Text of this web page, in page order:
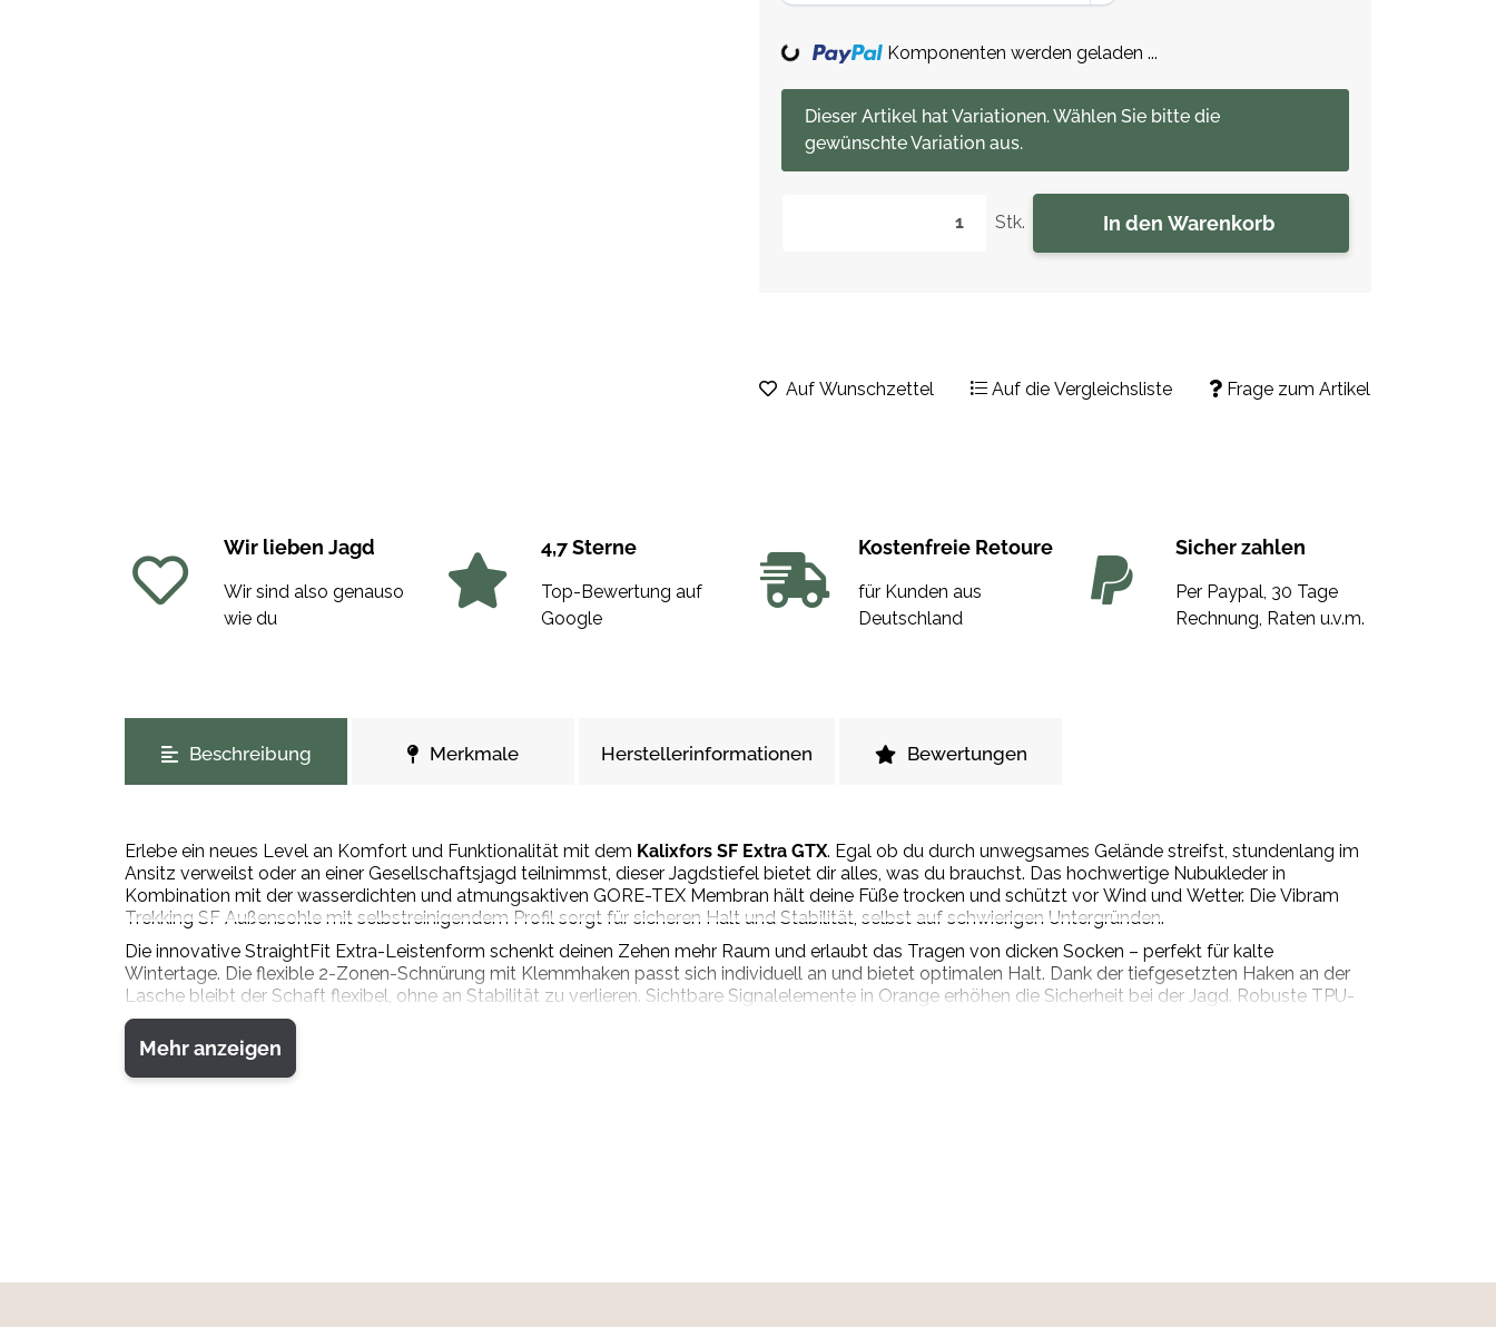
Stk. In den Warenkorb
x
Dieser Artikel hat Variationen. Wählen Sie bitte die
gewünschte Variation aus.
Loading... Komponenten werden geladen ...
Frage zum Artikel
Auf Wunschzettel Auf die Vergleichsliste
Wir lieben Jagd
Wir sind also genauso
wie du
4,7 Sterne
Top-Bewertung auf
Google
Kostenfreie Retoure
für Kunden aus
Deutschland
Sicher zahlen
Per Paypal, 30 Tage
Rechnung, Raten u.v.m.
Beschreibung Merkmale Herstellerinformationen Bewertungen
Erlebe ein neues Level an Komfort und Funktionalität mit dem Kalixfors SF Extra GTX. Egal ob du durch unwegsames Gelände streifst, stundenlang im
Ansitz verweilst oder an einer Gesellschaftsjagd teilnimmst, dieser Jagdstiefel bietet dir alles, was du brauchst. Das hochwertige Nubukleder in
Kombination mit der wasserdichten und atmungsaktiven GORE-TEX Membran hält deine Füße trocken und schützt vor Wind und Wetter. Die Vibram
Trekking SF Außensohle mit selbstreinigendem Profil sorgt für sicheren Halt und Stabilität, selbst auf schwierigen Untergründen.
Die innovative StraightFit Extra-Leistenform schenkt deinen Zehen mehr Raum und erlaubt das Tragen von dicken Socken – perfekt für kalte
Wintertage. Die flexible 2-Zonen-Schnürung mit Klemmhaken passt sich individuell an und bietet optimalen Halt. Dank der tiefgesetzten Haken an der
Lasche bleibt der Schaft flexibel, ohne an Stabilität zu verlieren. Sichtbare Signalelemente in Orange erhöhen die Sicherheit bei der Jagd. Robuste TPU-
Kappen schützen deine Fersen und Zehen vor Stößen. Mit seinem durchdachten Design vereint der Kalixfors SF Extra GTX Komfort, Stabilität und
Funktionalität – dein idealer Begleiter bei jeder Jagd.
Material:
Mehr anzeigen